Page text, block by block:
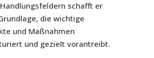
schafft er
die wichtige
und Maßnahmen
und gezielt vorantreibt.